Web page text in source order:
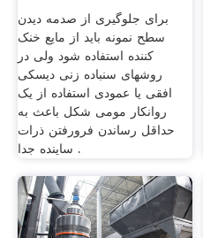
برای جلوگیری از صدمه دیدن
سطح نمونه باید از مایع خنک
کننده استفاده شود ولی در
روشهای سنباده زنی دیسکی
افقی یا عمودی استفاده از یک
روانکار مومی شکل باعث به
حداقل رساندن فرورفتن ذرات
ساینده جدا .